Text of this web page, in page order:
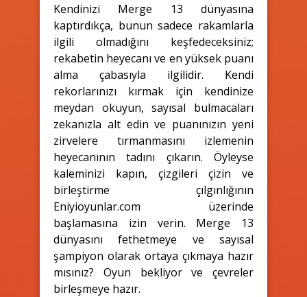
Kendinizi Merge 13 dünyasına
kaptırdıkça, bunun sadece rakamlarla
ilgili olmadığını keşfedeceksiniz;
rekabetin heyecanı ve en yüksek puanı
alma çabasıyla ilgilidir. Kendi
rekorlarınızı kırmak için kendinize
meydan okuyun, sayısal bulmacaları
zekanızla alt edin ve puanınızın yeni
zirvelere tırmanmasını izlemenin
heyecanının tadını çıkarın. Öyleyse
kaleminizi kapın, çizgileri çizin ve
birleştirme çılgınlığının
Eniyioyunlar.com üzerinde
başlamasına izin verin. Merge 13
dünyasını fethetmeye ve sayısal
şampiyon olarak ortaya çıkmaya hazır
mısınız? Oyun bekliyor ve çevreler
birleşmeye hazır.